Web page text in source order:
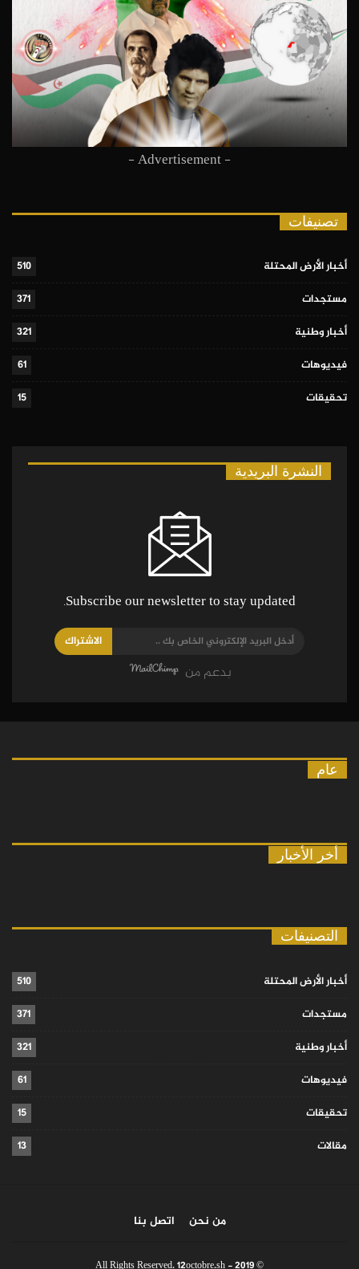
- Advertisement -
تصنيفات
أخبار الأرض المحتلة
510
مستجدات
371
أخبار وطنية
321
فيديوهات
61
تحقيقات
15
النشرة البريدية
Subscribe our newsletter to stay updated.
الاشتراك
بدعم من
عام
أخر الأخبار
التصنيفات
أخبار الأرض المحتلة
510
مستجدات
371
أخبار وطنية
321
فيديوهات
61
تحقيقات
15
مقالات
13
من نحن اتصل بنا
© 2019 - All Rights Reserved. 12octobre.sh